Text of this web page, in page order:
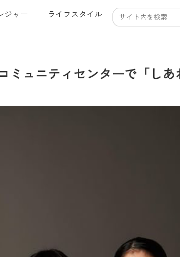
ジャー ライフスタイル
ミュニティセンターで「しあ